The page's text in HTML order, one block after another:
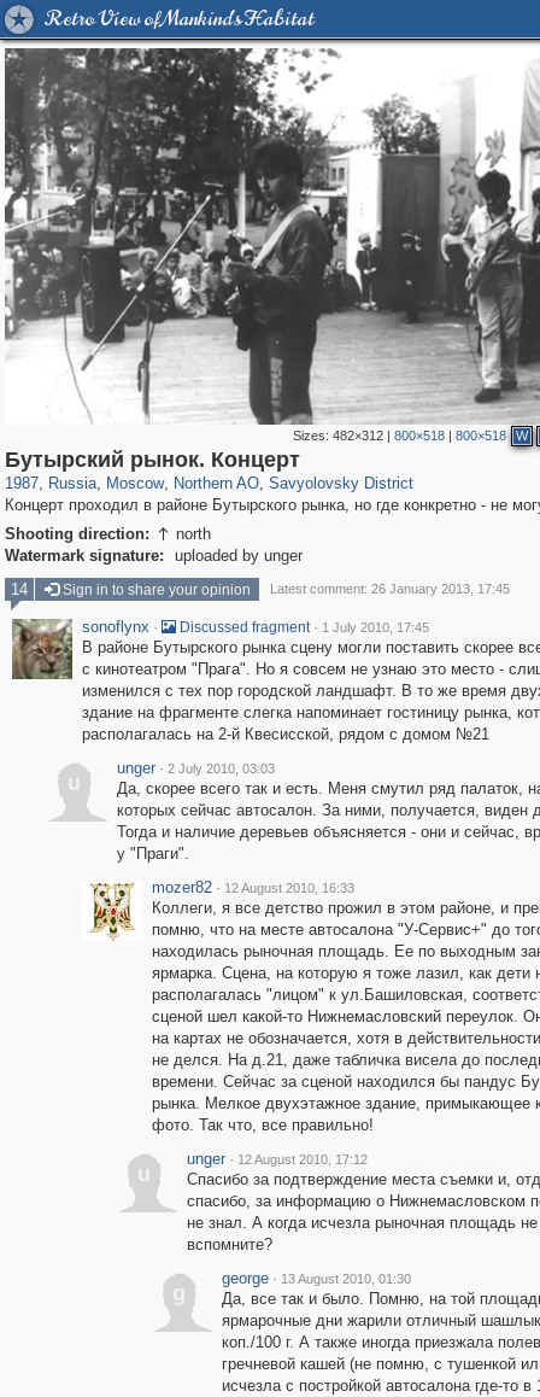
Retro View of Mankind's Habitat
Sizes: 482×312| 800×518| 800×518 W
Бутырский рынок. Концерт
1987, Russia
1,405,774 29,243
, Moscow
319,716 8,286
, Northern AO
22,533 598
, Savyolovsky District
835
Концерт проходил в районе Бутырского рынка, но где конкретно - не
Shooting direction:  north
Watermark signature:
uploaded by unger
14
Sign in to share your opinion Latest comment: 26 January 2013, 17:45
sonoflynx · Discussed fragment · 1 July 2010, 17:45
В районе Бутырского рынка сцену могли поставить скорее
с кинотеатром "Прага". Но я совсем не узнаю это место -
изменился с тех пор городской ландшафт. В то же время
здание на фрагменте слегка напоминает гостиницу рынка,
располагалась на 2-й Квесисской, рядом с домом №21
u
unger · 2 July 2010, 03:03
Да, скорее всего так и есть. Меня смутил ряд палаток,
которых сейчас автосалон. За ними, получается,
Тогда и наличие деревьев объясняется - они и сейчас,
у "Праги".
mozer82 · 12 August 2010, 16:33
Коллеги, я все детство прожил в этом районе, и
помню, что на месте автосалона "У-Сервис+" до
находилась рыночная площадь. Ее по выходным
ярмарка. Сцена, на которую я тоже лазил, как дети
располагалась "лицом" к ул.Башиловская,
сценой шел какой-то Нижнемасловский переулок.
на картах не обозначается, хотя в
не делся. На д.21, даже табличка висела до
времени. Сейчас за сценой находился бы пандус
рынка. Мелкое двухэтажное здание, примыкающее
фото. Так что, все правильно!
u
unger · 12 August 2010, 17:12
Спасибо за подтверждение места съемки и,
спасибо, за информацию о Нижнемасловском
не знал. А когда исчезла рыночная площадь не
вспомните?
g
george · 13 August 2010, 01:30
Да, все так и было. Помню, на той
ярмарочные дни жарили отличный
коп./100 г. А также иногда приезжала
гречневой кашей (не помню, с тушенкой
исчезла с постройкой автосалона где-то